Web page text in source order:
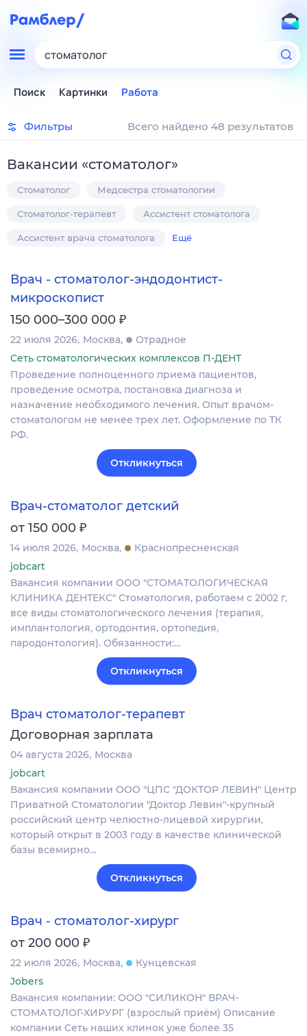
стоматолог
Поиск Картинки Работа
Фильтры Всего найдено 48 результатов
Вакансии «стоматолог»
Стоматолог Медсестра стоматологии
Стоматолог-терапевт Ассистент стоматолога
Ассистент врача стоматолога Ещё
Врач - стоматолог-эндодонтист-
микроскопист
150 000–300 000 ₽
22 июля 2026 Москва
Отрадное
Сеть стоматологических комплексов П-ДЕНТ
Проведение полноценного приема пациентов,
проведение осмотра, постановка диагноза и
назначение необходимого лечения. Опыт врачом-
стоматологом не менее трех лет. Оформление по ТК
РФ.
Откликнуться
Врач-стоматолог детский
от 150 000 ₽
14 июля 2026 Москва
Краснопресненская
jobcart
Вакансия компании ООО "СТОМАТОЛОГИЧЕСКАЯ
КЛИНИКА ДЕНТЕКС" Стоматология, работаем с 2002 г,
все виды стоматологического лечения (терапия,
имплантология, ортодонтия, ортопедия,
пародонтология). Обязанности:…
Откликнуться
Врач стоматолог-терапевт
Договорная зарплата
04 августа 2026 Москва
jobcart
Вакансия компании ООО "ЦПС "ДОКТОР ЛЕВИН" Центр
Приватной Стоматологии "Доктор Левин"-крупный
российский центр челюстно-лицевой хирургии,
который открыт в 2003 году в качестве клинической
базы всемирно…
Откликнуться
Врач - стоматолог-хирург
от 200 000 ₽
22 июля 2026 Москва
Кунцевская
Jobers
Вакансия компании: ООО "СИЛИКОН" ВРАЧ-
СТОМАТОЛОГ-ХИРУРГ (взрослый приём) Описание
компании Сеть наших клинок уже более 35